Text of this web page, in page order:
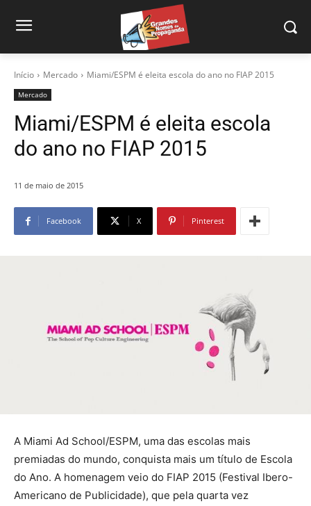
Início Mercado Miami/ESPM é eleita escola do ano no FIAP 2015
Mercado
Miami/ESPM é eleita escola
do ano no FIAP 2015
11 de maio de 2015
Facebook X Pinterest
A Miami Ad School/ESPM, uma das escolas mais
premiadas do mundo, conquista mais um título de Escola
do Ano. A homenagem veio do FIAP 2015 (Festival Ibero-
Americano de Publicidade), que pela quarta vez